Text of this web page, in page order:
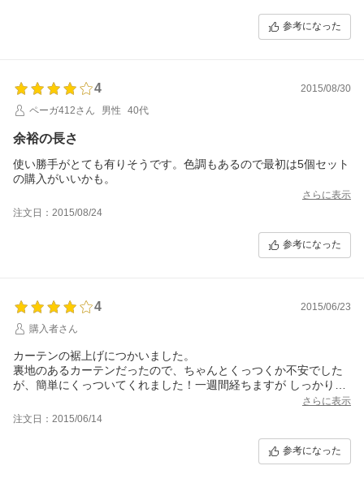
参考になった
4
2015/08/30
ペーガ412さん
男性 40代
余裕の長さ
使い勝手がとても有りそうです。色調もあるので最初は5個セット
の購入がいいかも。
さらに表示
注文日：2015/08/24
参考になった
4
2015/06/23
購入者さん
カーテンの裾上げにつかいました。
裏地のあるカーテンだったので、ちゃんとくっつくか不安でした
が、簡単にくっついてくれました！一週間経ちますが しっかりく
お値段がもう少し安価だったら～ との思いで☆-1ですが、物は良
さらに表示
注文日：2015/06/14
参考になった